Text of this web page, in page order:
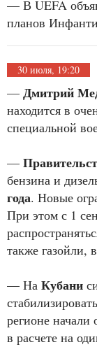
— В UEFA
планов
30 июля, 19:20
— Дмитрий
находится в
специальной
—
бензина и
года. Новые
При этом с 1
также газойли,
— На Кубани
регионе
в расчете на